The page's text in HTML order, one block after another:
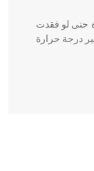
حتى لو فقدت
درجة حرارة
الرأس. ويعود